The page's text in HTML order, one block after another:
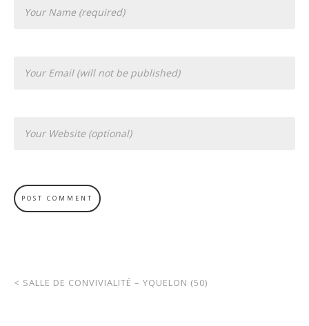
< SALLE DE CONVIVIALITÉ – YQUELON (50)